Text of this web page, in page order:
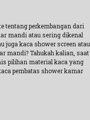
tentang perkembangan dari
mandi atau sering dikenal
juga kaca shower screen atau
mandi? Tahukah kalian, saat
pilihan material kaca yang
pembatas shower kamar